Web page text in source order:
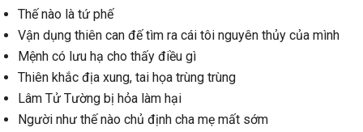
Thế nào là tứ phế
Vận dụng thiên can đế tìm ra cái tôi nguyên thủy của mình
Mệnh có lưu hạ cho thấy điều gì
Thiên khắc địa xung, tai họa trùng trùng
Lâm Tử Tường bị hỏa làm hại
Người như thế nào chủ định cha mẹ mất sớm